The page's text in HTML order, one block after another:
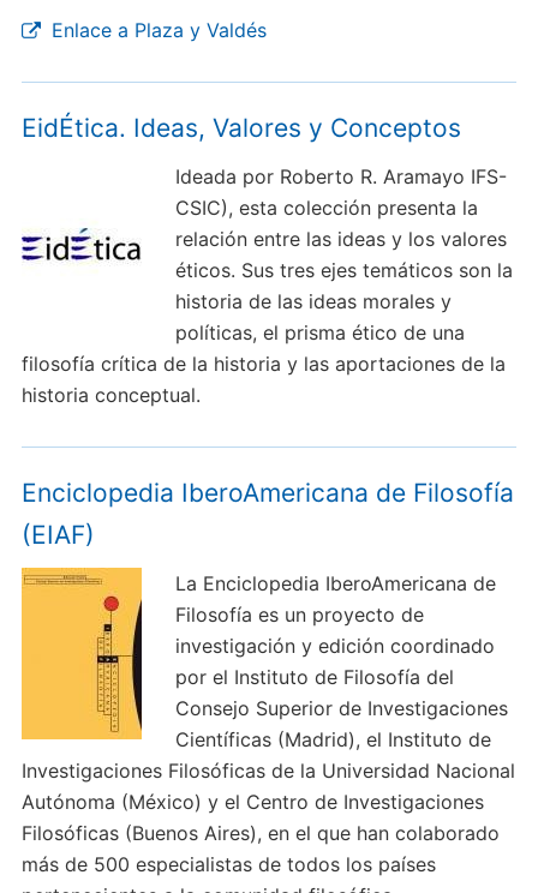
Enlace a Plaza y Valdés
EidÉtica. Ideas, Valores y Conceptos
Ideada por Roberto R. Aramayo IFS-
CSIC), esta colección presenta la
relación entre las ideas y los valores
éticos. Sus tres ejes temáticos son la
historia de las ideas morales y
políticas, el prisma ético de una
filosofía crítica de la historia y las aportaciones de la
historia conceptual.
Enciclopedia IberoAmericana de Filosofía
(EIAF)
La Enciclopedia IberoAmericana de
Filosofía es un proyecto de
investigación y edición coordinado
por el Instituto de Filosofía del
Consejo Superior de Investigaciones
Científicas (Madrid), el Instituto de
Investigaciones Filosóficas de la Universidad Nacional
Autónoma (México) y el Centro de Investigaciones
Filosóficas (Buenos Aires), en el que han colaborado
más de 500 especialistas de todos los países